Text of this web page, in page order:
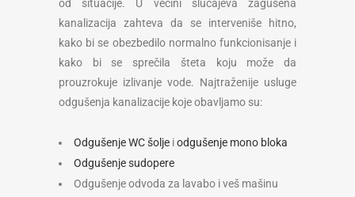
od situacije. U većini slučajeva zagušena
kanalizacija zahteva da se interveniše hitno,
kako bi se obezbedilo normalno funkcionisanje i
kako bi se sprečila šteta koju može da
prouzrokuje izlivanje vode. Najtraženije usluge
odgušenja kanalizacije koje obavljamo su:
Odgušenje WC šolje iodgušenje mono bloka
Odgušenje sudopere
Odgušenje odvoda za lavabo i veš mašinu